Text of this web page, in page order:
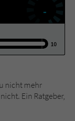
-
10
nicht mehr
Ein Ratgeber,
& Co. KG
Buchtitel